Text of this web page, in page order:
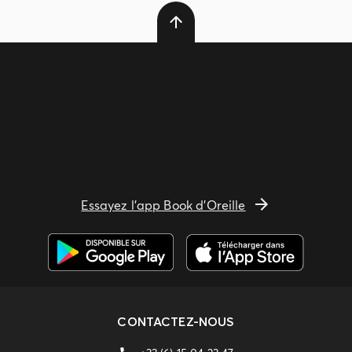
Essayez l'app Book d'Oreille
CONTACTEZ-NOUS